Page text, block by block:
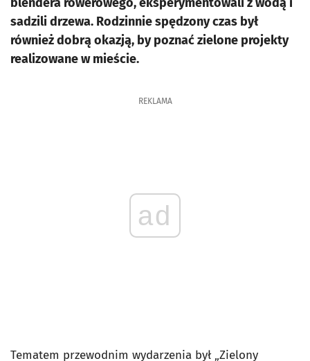
sadzili drzewa. Rodzinnie spędzony czas był
również dobrą okazją, by poznać zielone projekty
realizowane w mieście.
REKLAMA
ad
Tematem przewodnim wydarzenia był „Zielony